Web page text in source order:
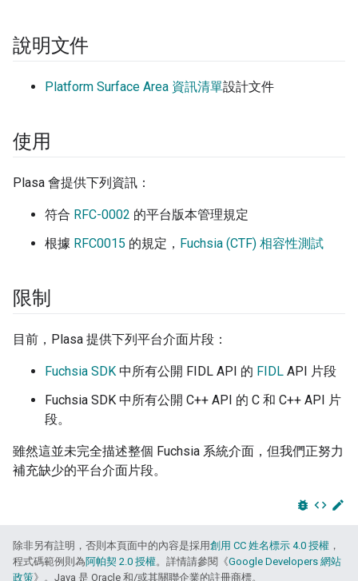
說明文件
Platform Surface Area 資訊清單設計文件
使用
Plasa 會提供下列資訊：
符合 RFC-0002 的平台版本管理規定
根據 RFC0015 的規定， Fuchsia (CTF) 相容性測試
限制
目前，Plasa 提供下列平台介面片段：
Fuchsia SDK 中所有公開 FIDL API 的 FIDL API 片段
Fuchsia SDK 中所有公開 C++ API 的 C 和 C++ API 片
段。
雖然這並未完全描述整個 Fuchsia 系統介面，但我們正努力
補充缺少的平台介面片段。
bug_report code edit
除非另有註明，否則本頁面中的內容是採用創用 CC 姓名標示 4.0 授權 ，
程式碼範例則為阿帕契 2.0 授權。詳情請參閱《Google Developers 網站
政策》。Java 是 Oracle 和/或其關聯企業的註冊商標。